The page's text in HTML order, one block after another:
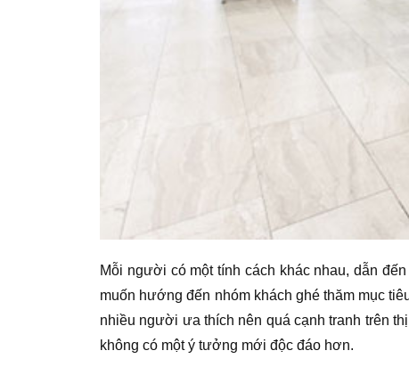
Mỗi người có một tính cách khác nhau, dẫn
muốn hướng đến nhóm khách ghé thăm mục
nhiều người ưa thích nên quá cạnh tranh trên
không có một ý tưởng mới độc đáo hơn.